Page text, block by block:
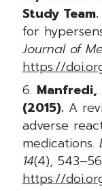
Study
for
Journal of
https://
Manfredi,
(2015). A
adverse
medications.
14(4),
https://